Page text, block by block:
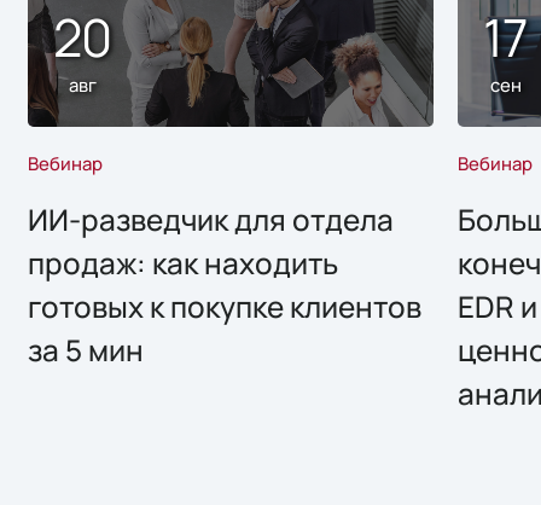
20
авг
Вебинар
ИИ-разведчик для отдела
продаж: как находить
готовых к покупке клиентов
за 5 мин
17
сен
Вебинар
EDR